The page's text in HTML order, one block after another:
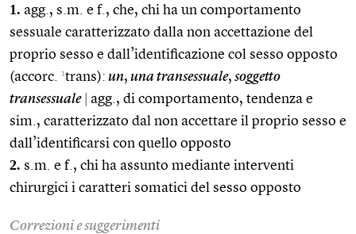
1. agg., s.m. e f., che, chi ha un comportamento
sessuale caratterizzato dalla non accettazione del
proprio sesso e dall’identificazione col sesso opposto
(accorc.
1trans): un, una transessuale, soggetto
transessuale
agg., di comportamento, tendenza e
sim., caratterizzato dal non accettare il proprio sesso e
dall’identificarsi con quello opposto
2. s.m. e f., chi ha assunto mediante interventi
chirurgici i caratteri somatici del sesso opposto
Correzioni e suggerimenti